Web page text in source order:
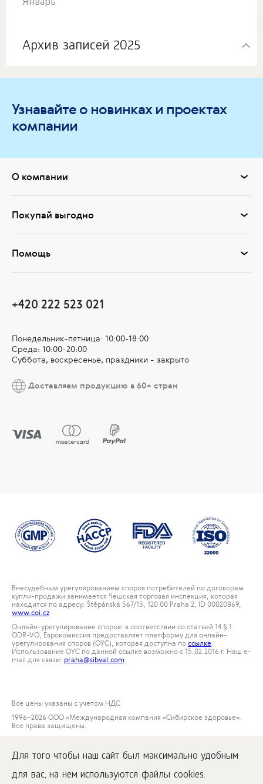
Для того чтобы наш сайт был максимально удобным
для вас, на нем используются файлы cookies.
Январь
Архив записей 2025
Узнавайте о новинках и проектах
компании
О компании
Покупай выгодно
Помощь
+420 222 523 021
Понедельник-пятница: 10:00-18:00
Среда: 10:00-20:00
Суббота, воскресенье, праздники - закрыто
Доставляем продукцию в 60+ стран
Внесудебным урегулированием споров потребителей по договорам
купли-продажи занимается Чешская торговая инспекция, которая
находится по адресу: Štěpánská 567/15, 120 00 Praha 2, ID 00020869,
www.coi.cz
Онлайн-урегулирование споров: в соответствии со статьей 14 § 1
ODR-VO, Еврокомиссия предоставляет платформу для онлайн-
урегулирования споров (ОУС), которая доступна поссылке.
Использование ОУС по данной ссылке возможно с 15.02.2016 г. Наш е-
mail для связи: praha@sibval.com
Все цены указаны с учетом НДС
1996–2026 ООО «Международная компания «Сибирское здоровье».
Все права защищены.
www.siberianwellness.com.
Рекламация